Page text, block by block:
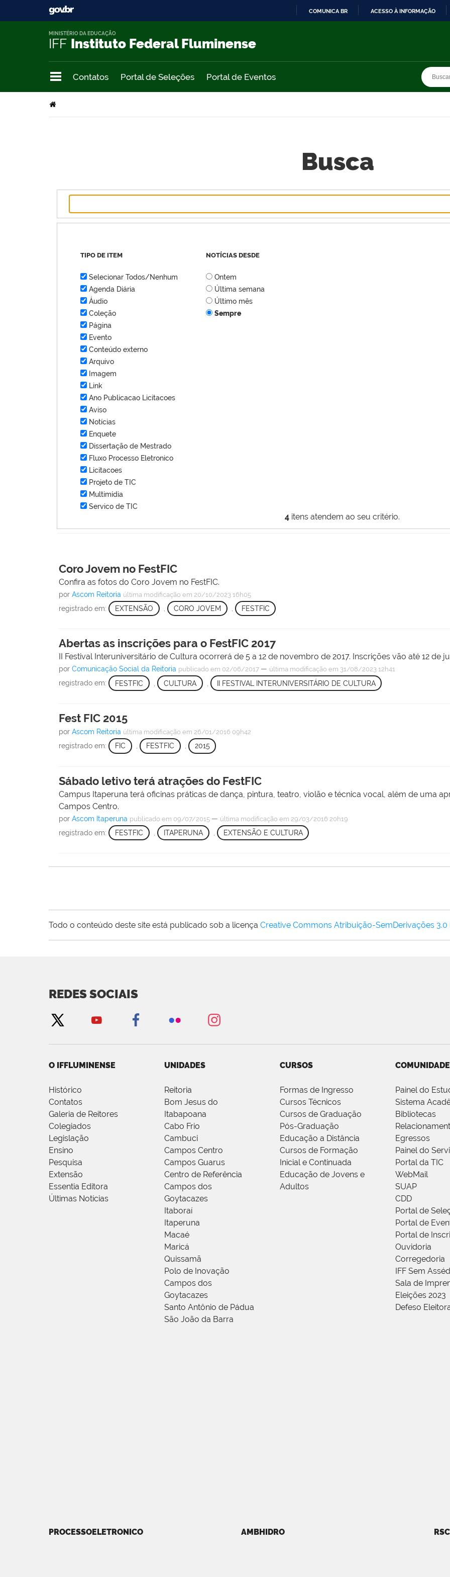
COMUNICA BR ACESSO À INFORMAÇÃO
IFF Instituto Federal Fluminense
MINISTÉRIO DA EDUCAÇÃO
Contatos Portal de Seleções Portal de Eventos
Busca
4itens atendem ao seu critério.
TIPO DE ITEM
Selecionar Todos/Nenhum
Agenda Diária
Áudio
Coleção
Página
Evento
Conteúdo externo
Arquivo
Imagem
Link
Ano Publicacao Licitacoes
Aviso
Notícias
Enquete
Dissertação de Mestrado
Fluxo Processo Eletronico
Licitacoes
Projeto de TIC
Multimídia
Servico de TIC
NOTÍCIAS DESDE
Ontem
Última semana
Último mês
Sempre
Coro Jovem no FestFIC
Confira as fotos do Coro Jovem no FestFIC.
porAscom Reitoria última modificação em 20/10/2023 16h05
registrado em: EXTENSÃO CORO JOVEM FESTFIC
Abertas as inscrições para o FestFIC 2017
II Festival Interuniversitário de Cultura ocorrerá de 5 a 12 de novembro de 2017. Inscrições vão até 12 de
porComunicação Social da Reitoria publicado em 02/06/2017 — última modificação em 31/08/2023 12h41
registrado em: FESTFIC CULTURA II FESTIVAL INTERUNIVERSITÁRIO DE CULTURA
Fest FIC 2015
porAscom Reitoria última modificação em 26/01/2016 09h42
registrado em: FIC , FESTFIC , 2015
Sábado letivo terá atrações do FestFIC
Campus Itaperuna terá oficinas práticas de dança, pintura, teatro, violão e técnica vocal, além de uma
Campos Centro.
porAscom Itaperuna publicado em 09/07/2015 — última modificação em 29/03/2016 20h19
registrado em: FESTFIC ITAPERUNA EXTENSÃO E CULTURA
Todo o conteúdo deste site está publicado sob a licença Creative Commons Atribuição-SemDerivações
REDES SOCIAIS
O IFFLUMINENSE
Histórico
Contatos
Galeria de Reitores
Colegiados
Legislação
Ensino
Pesquisa
Extensão
Essentia Editora
Últimas Notícias
UNIDADES
Reitoria
Bom Jesus do
Itabapoana
Cabo Frio
Cambuci
Campos Centro
Campos Guarus
Centro de Referência
Campos dos
Goytacazes
Itaboraí
Itaperuna
Macaé
Maricá
Quissamã
Polo de Inovação
Campos dos
Goytacazes
Santo Antônio de Pádua
São João da Barra
CURSOS
Formas de Ingresso
Cursos Técnicos
Cursos de Graduação
Pós-Graduação
Educação a Distância
Cursos de Formação
Inicial e Continuada
Educação de Jovens e
Adultos
COMUNIDADE
Painel do
Sistema
Bibliotecas
Egressos
Painel do
Portal da TIC
WebMail
SUAP
CDD
Portal de
Portal de
Portal de
Ouvidoria
Corregedoria
IFF Sem
Sala de
Eleições 2023
Defeso
PROCESSOELETRONICO AMBHIDRO